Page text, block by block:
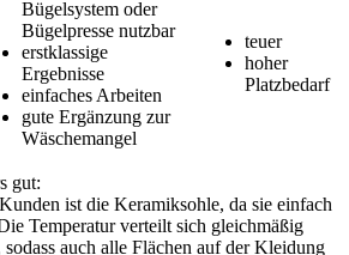
Bügelsystem oder
Bügelpresse nutzbar
erstklassige
Ergebnisse
einfaches Arbeiten
gute Ergänzung zur
Wäschemangel
teuer
hoher
Platzbedarf
gut:
ist die Keramiksohle, da sie einfach
Temperatur verteilt sich gleichmäßig
sodass auch alle Flächen auf der Kleidung